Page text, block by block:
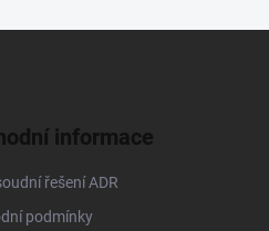
informace
řešení ADR
podmínky